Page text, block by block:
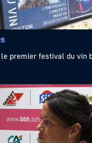
le premier festival du vin